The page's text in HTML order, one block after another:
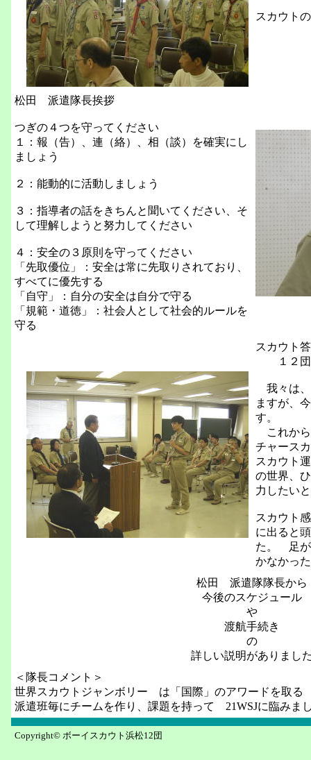
スカウト
松田 派遣隊長挨拶
つぎの４つを守ってください
１：報（告）、連（絡）、相（談）を確実にし
ましょう
２：能動的に活動しましょう
３：指導者の話をきちんと聞いてください、そ
して理解しようと努力してください
４：安全の３原則を守ってください
「先取優位」：安全は常に先取りされており、
すべてに優先する
「自守」：自分の安全は自分で守る
「規範・道徳」：社会人として社会的ルールを
守る
スカウト
１２団
我々は、
ますが、
す。
これか
チャース
スカウト
の世界、
力したい
スカウト
に出ると
た。 足が
かなかっ
松田 派遣隊隊長から
今後のスケジュール
や
渡航手続き
の
詳しい説明がありまし
＜隊長コメント＞
世界スカウトジャンボリー は「国際」のアワードを取
派遣班毎にチームを作り、課題を持って 21WSJに臨みま
Copyright© ボーイスカウト浜松12団